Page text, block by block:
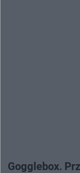
Gogglebox.